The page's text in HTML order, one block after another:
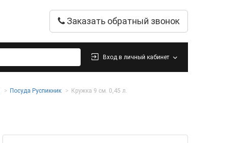
Заказать обратный звонок
Вход в личный кабинет
Посуда Руспикник Кружка 9 см. 0,45 л.